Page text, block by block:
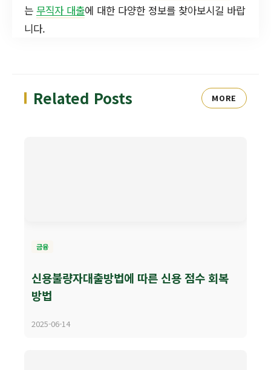
는 무직자 대출에 대한 다양한 정보를 찾아보시길 바랍
니다.
Related Posts MORE
금융
신용불량자대출방법에 따른 신용 점수 회복
방법
2025-06-14